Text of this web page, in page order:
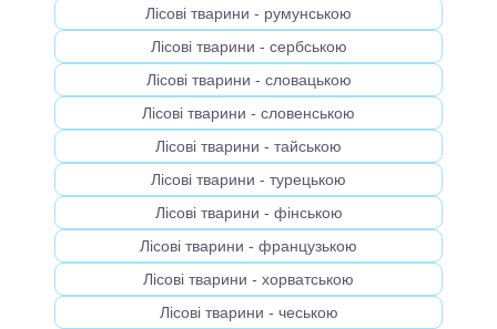
Лісові тварини - румунською
Лісові тварини - сербською
Лісові тварини - словацькою
Лісові тварини - словенською
Лісові тварини - тайською
Лісові тварини - турецькою
Лісові тварини - фінською
Лісові тварини - французькою
Лісові тварини - хорватською
Лісові тварини - чеською